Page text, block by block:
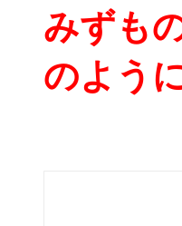
みずも
のよう